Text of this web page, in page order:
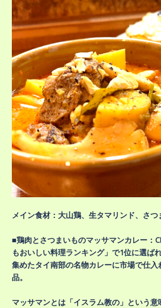
メイン食材：大山鶏、生タマリンド、さつ
■鶏肉とさつまいものマッサマンカレー：
もおいしい料理ランキング」で1位に選ば
集めたタイ南部の名物カレーに市場で仕
品。
マッサマンとは「イスラム教の」という